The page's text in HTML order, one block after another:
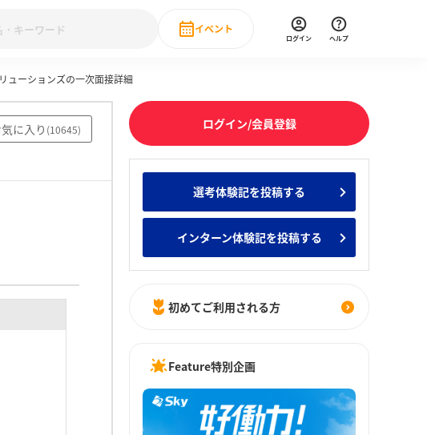
みんなの新卒就職人気企業ランキング みんなのインターン人気企業ランキ
28卒 IT・DX現場社員インタビュー
イベント
直近のイベント一覧
ログイン ヘルプ
ューションズの一次面接詳細
に入り (10645)
ログイン/会員登録
選考体験記を投稿する
インターン体験記を投稿する
初めてご利用される方
Feature特別企画